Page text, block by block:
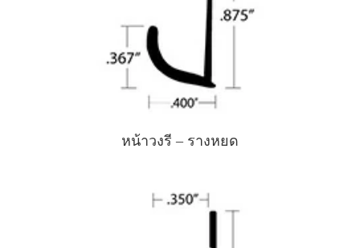
หน้าวงรี – รางหยด